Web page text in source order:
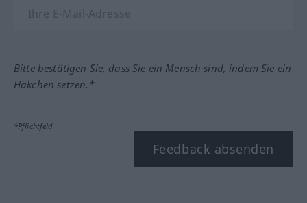
Bitte bestätigen Sie, dass Sie ein Mensch sind, indem Sie ein
Häkchen setzen.*
*Pflichtfeld
Feedback absenden